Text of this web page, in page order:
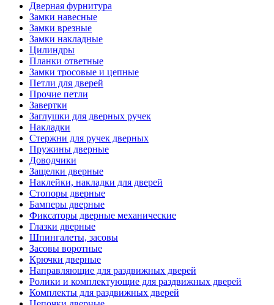
Дверная фурнитура
Замки навесные
Замки врезные
Замки накладные
Цилиндры
Планки ответные
Замки тросовые и цепные
Петли для дверей
Прочие петли
Завертки
Заглушки для дверных ручек
Накладки
Стержни для ручек дверных
Пружины дверные
Доводчики
Защелки дверные
Наклейки, накладки для дверей
Стопоры дверные
Бамперы дверные
Фиксаторы дверные механические
Глазки дверные
Шпингалеты, засовы
Засовы воротные
Крючки дверные
Направляющие для раздвижных дверей
Ролики и комплектующие для раздвижных дверей
Комплекты для раздвижных дверей